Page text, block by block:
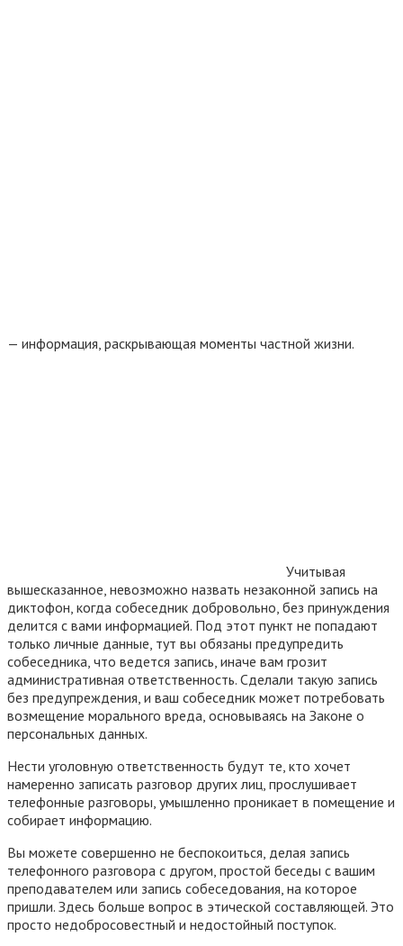
— информация, раскрывающая моменты частной жизни.
Учитывая
вышесказанное, невозможно назвать незаконной запись на
диктофон, когда собеседник добровольно, без принуждения
делится с вами информацией. Под этот пункт не попадают
только личные данные, тут вы обязаны предупредить
собеседника, что ведется запись, иначе вам грозит
административная ответственность. Сделали такую запись
без предупреждения, и ваш собеседник может потребовать
возмещение морального вреда, основываясь на Законе о
персональных данных.
Нести уголовную ответственность будут те, кто хочет
намеренно записать разговор других лиц, прослушивает
телефонные разговоры, умышленно проникает в помещение и
собирает информацию.
Вы можете совершенно не беспокоиться, делая запись
телефонного разговора с другом, простой беседы с вашим
преподавателем или запись собеседования, на которое
пришли. Здесь больше вопрос в этической составляющей. Это
просто недобросовестный и недостойный поступок.